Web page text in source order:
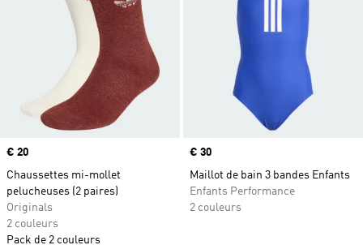
Prix
€ 20
Chaussettes mi-mollet
pelucheuses (2 paires)
Originals
2 couleurs
Pack de 2 couleurs
Prix
€ 30
Maillot de bain 3 bandes Enfants
Enfants Performance
2 couleurs